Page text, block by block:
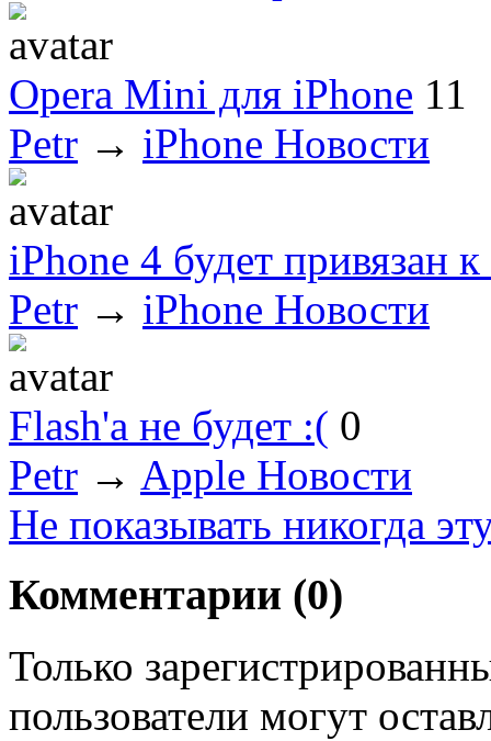
Opera Mini для iPhone 11
Petr → iPhone Новости
iPhone 4 будет привязан
Petr → iPhone Новости
Flash'а не будет :( 0
Petr → Apple Новости
Не показывать никогда
Комментарии (0)
Только
пользователи могут